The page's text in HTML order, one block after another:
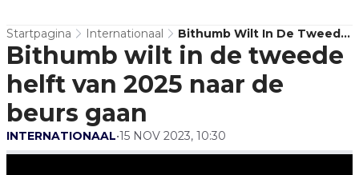
Startpagina Internationaal
Bithumb Wilt In De Tweede
Helft Van 2025 Naar De
Beurs Gaan
Bithumb wilt in de tweede
helft van 2025 naar de
beurs gaan
INTERNATIONAAL•15 NOV 2023, 10:30